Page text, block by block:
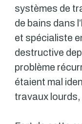
systèmes de
de bains dans
et spécialiste
destructive
problème
étaient mal
travaux